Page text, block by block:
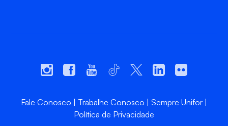
Fale Conosco Trabalhe Conosco
Sempre Unifor
Política de Privacidade